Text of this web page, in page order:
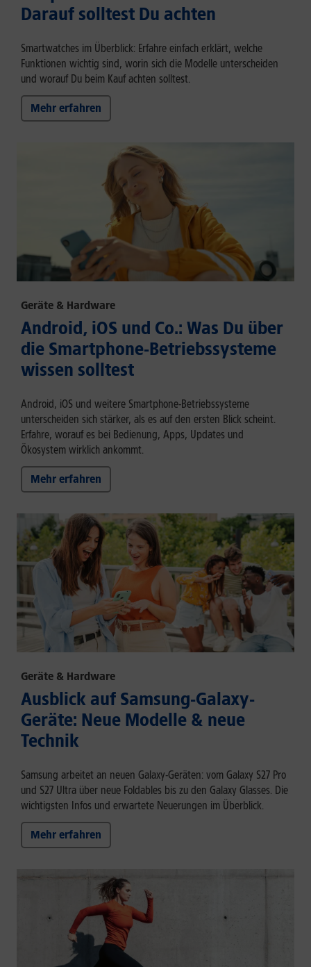
Darauf solltest Du achten
Smartwatches im Überblick: Erfahre einfach erklärt, welche
Funktionen wichtig sind, worin sich die Modelle unterscheiden
und worauf Du beim Kauf achten solltest.
Mehr erfahren
Geräte & Hardware
Android, iOS und Co.: Was Du über
die Smartphone-Betriebssysteme
wissen solltest
Android, iOS und weitere Smartphone-Betriebssysteme
unterscheiden sich stärker, als es auf den ersten Blick scheint.
Erfahre, worauf es bei Bedienung, Apps, Updates und
Ökosystem wirklich ankommt.
Mehr erfahren
Geräte & Hardware
Ausblick auf Samsung-Galaxy-
Geräte: Neue Modelle & neue
Technik
Samsung arbeitet an neuen Galaxy-Geräten: vom Galaxy S27 Pro
und S27 Ultra über neue Foldables bis zu den Galaxy Glasses. Die
wichtigsten Infos und erwartete Neuerungen im Überblick.
Mehr erfahren